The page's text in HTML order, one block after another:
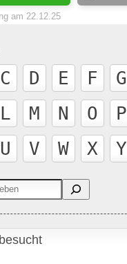
am 22.12.25
C D E F G
L M N O P
U V W X Y